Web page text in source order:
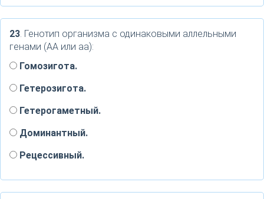
23. Генотип организма с одинаковыми аллельными
генами (АА или аа):
Гомозигота.
Гетерозигота.
Гетерогаметный.
Доминантный.
Рецессивный.